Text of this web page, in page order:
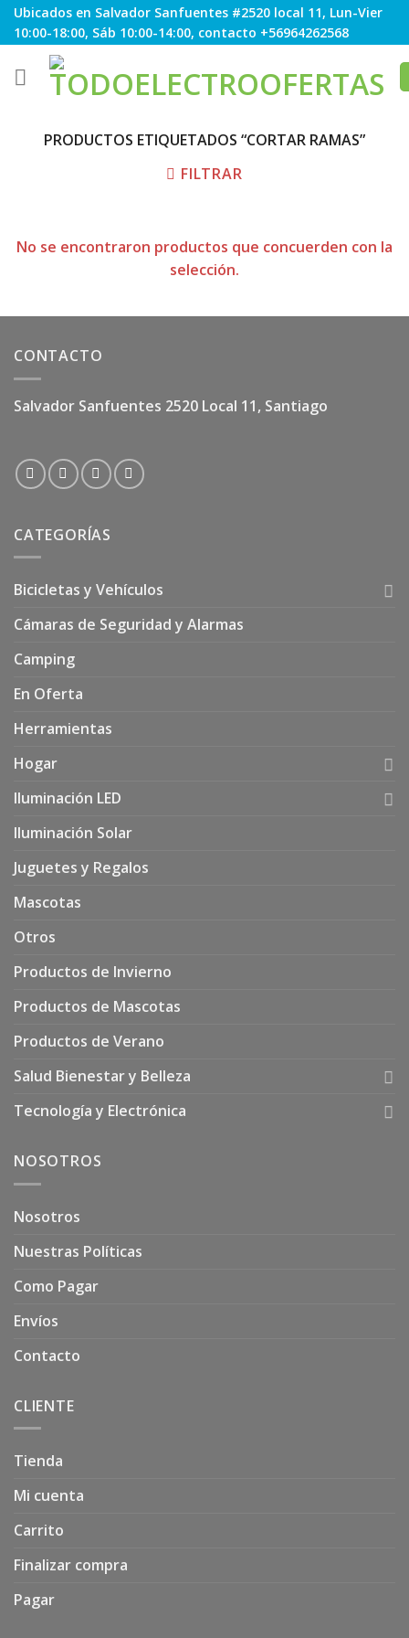
Skip
to
content
Ubicados en Salvador Sanfuentes #2520 local 11, Lun-Vier
10:00-18:00, Sáb 10:00-14:00, contacto +56964262568
PRODUCTOS ETIQUETADOS “CORTAR RAMAS”
FILTRAR
No se encontraron productos que concuerden con la
selección.
CONTACTO
Salvador Sanfuentes 2520 Local 11, Santiago
CATEGORÍAS
Bicicletas y Vehículos
Cámaras de Seguridad y Alarmas
Camping
En Oferta
Herramientas
Hogar
Iluminación LED
Iluminación Solar
Juguetes y Regalos
Mascotas
Otros
Productos de Invierno
Productos de Mascotas
Productos de Verano
Salud Bienestar y Belleza
Tecnología y Electrónica
NOSOTROS
Nosotros
Nuestras Políticas
Como Pagar
Envíos
Contacto
CLIENTE
Tienda
Mi cuenta
Carrito
Finalizar compra
Pagar